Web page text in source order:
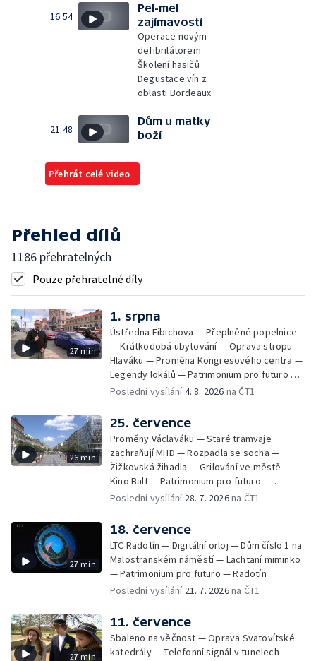
16:54
Pel-mel
zajímavostí
Operace novým
defibrilátorem
Školení hasičů
Degustace vín z
oblasti Bordeaux
21:48
Dům u matky
boží
Přehrát celé video
Přehled dílů
1186 přehratelných
Pouze přehratelné díly
27 min
1. srpna
Ústředna Fibichova — Přeplněné popelnice
— Krátkodobá ubytování — Oprava stropu
Hlaváku — Proměna Kongresového centra —
Legendy lokálů — Patrimonium pro futuro —
Kolovraty
Poslední vysílání4. 8. 2026 na ČT1
26 min
25. července
Proměny Václaváku — Staré tramvaje
zachraňují MHD — Rozpadla se socha —
Žižkovská žihadla — Grilování ve městě —
Kino Balt — Patrimonium pro futuro —
Třebonice
Poslední vysílání 28. 7. 2026na ČT1
27 min
18. července
LTC Radotín — Digitální orloj — Dům číslo 1 na
Malostranském náměstí — Lachtaní miminko
— Patrimonium pro futuro — Radotín
Poslední vysílání 21. 7. 2026na ČT1
27 min
11. července
Sbaleno na věčnost — Oprava Svatovítské
katedrály — Telefonní signál v tunelech —